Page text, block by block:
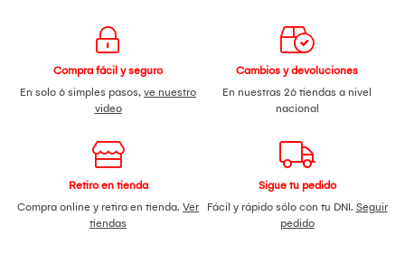
Compra fácil y seguro
En solo 6 simples pasos, ve nuestro
video
Cambios y devoluciones
En nuestras 26 tiendas a nivel
nacional
Retiro en tienda
Compra online y retira en tienda. Ver
tiendas
Sigue tu pedido
Fácil y rápido sólo con tu DNI. Seguir
pedido